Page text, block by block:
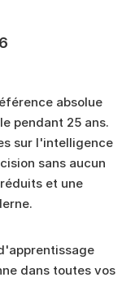
absolue
pendant 25 ans.
sur l'intelligence
sans aucun
et une
dans toutes vos